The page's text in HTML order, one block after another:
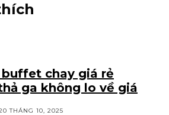
buffet chay giá rẻ
ga không lo về giá
THÁNG 10, 2025